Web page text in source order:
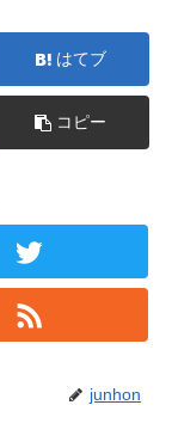
はてブ
コピー
junhon